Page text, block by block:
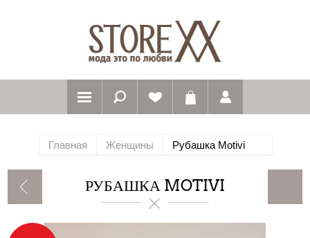
Главная Женщины Рубашка Motivi
РУБАШКА MOTIVI